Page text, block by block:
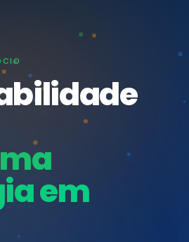
E INTEGRADOS
que
treinamentos em ISO 27001,
37001, ISO 9001, ISO